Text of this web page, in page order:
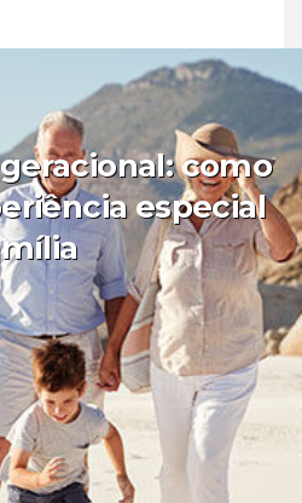
como
especial